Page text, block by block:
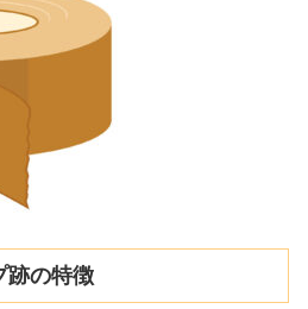
跡の特徴